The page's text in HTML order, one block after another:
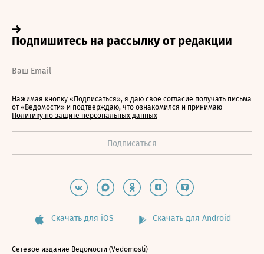
Нажимая кнопку «Подписаться», я даю свое согласие получать письма
от «Ведомости» и подтверждаю, что ознакомился и принимаю
Политику по защите персональных данных
Скачать для iOS Скачать для Android
Сетевое издание Ведомости (Vedomosti)